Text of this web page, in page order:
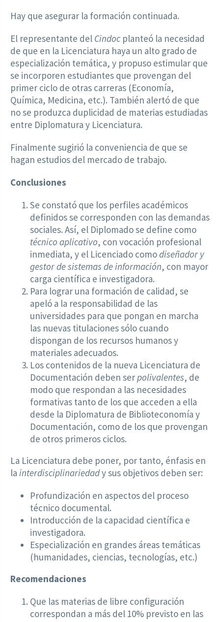
Hay que asegurar la formación continuada.
El representante del Cindoc planteó la necesidad
de que en la Licenciatura haya un alto grado de
especialización temática, y propuso estimular que
se incorporen estudiantes que provengan del
primer ciclo de otras carreras (Economía,
Química, Medicina, etc.). También alertó de que
no se produzca duplicidad de materias estudiadas
entre Diplomatura y Licenciatura.
Finalmente sugirió la conveniencia de que se
hagan estudios del mercado de trabajo.
Conclusiones
Se constató que los perfiles académicos
definidos se corresponden con las demandas
sociales. Así, el Diplomado se define como
técnico aplicativo, con vocación profesional
inmediata, y el Licenciado comodiseñador y
gestor de sistemas de información, con mayor
carga científica e investigadora.
Para lograr una formación de calidad, se
apeló a la responsabilidad de las
universidades para que pongan en marcha
las nuevas titulaciones sólo cuando
dispongan de los recursos humanos y
materiales adecuados.
Los contenidos de la nueva Licenciatura de
Documentación deben serpolivalentes, de
modo que respondan a las necesidades
formativas tanto de los que acceden a ella
desde la Diplomatura de Biblioteconomía y
Documentación, como de los que provengan
de otros primeros ciclos.
La Licenciatura debe poner, por tanto, énfasis en
la interdisciplinariedady sus objetivos deben ser:
Profundización en aspectos del proceso
técnico documental.
Introducción de la capacidad científica e
investigadora.
Especialización en grandes áreas temáticas
(humanidades, ciencias, tecnologías, etc.)
Recomendaciones
Que las materias de libre configuración
correspondan a más del 10% previsto en las